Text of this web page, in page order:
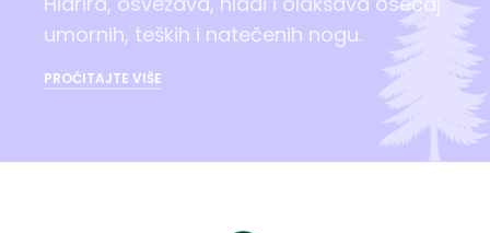
umornih, teških i natečenih nogu.
PROČITAJTE VIŠE